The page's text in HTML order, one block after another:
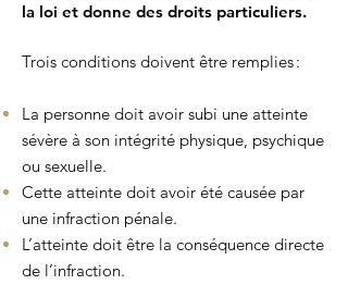
la loi et donne des droits particuliers.​​​
Trois conditions doivent être remplies :
La personne doit avoir subi une atteinte
sévère à son intégrité physique, psychique
ou sexuelle.
Cette atteinte doit avoir été causée par
une infraction pénale.
L’atteinte doit être la conséquence directe
de l’infraction.